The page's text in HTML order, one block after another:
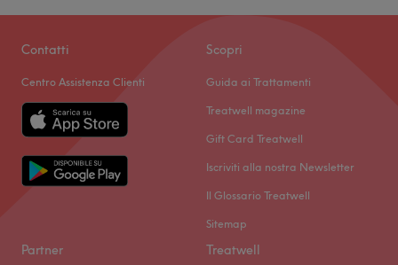
Contatti
Centro Assistenza Clienti
Scopri
Guida ai Trattamenti
Treatwell magazine
Gift Card Treatwell
Iscriviti alla nostra Newsletter
Il Glossario Treatwell
Sitemap
Partner Treatwell